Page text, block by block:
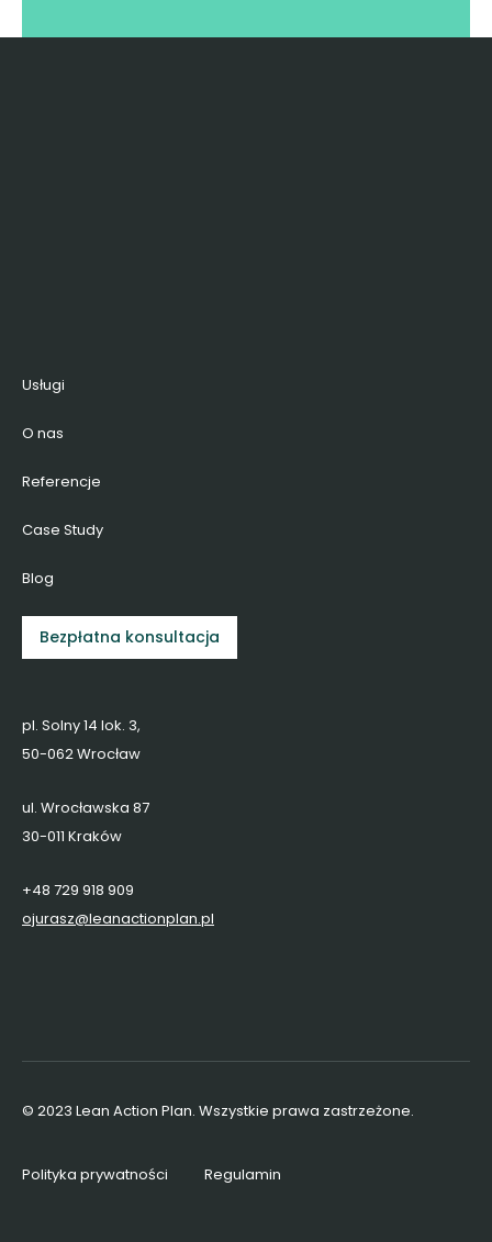
Usługi
O nas
Referencje
Case Study
Blog
Bezpłatna konsultacja
pl. Solny 14 lok. 3,
50-062 Wrocław
ul. Wrocławska 87
30-011 Kraków
+48 729 918 909
ojurasz@leanactionplan.pl
© 2023 Lean Action Plan. Wszystkie prawa zastrzeżone.
Polityka prywatności Regulamin